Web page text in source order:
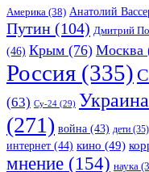
Америка (38) Анатолий
Путин (104) Дмитрий
(46) Крым (76) Москва
Россия (335)
(63) Су-24 (29) Украина
(271) война (43) дети (35)
интернет (44) кино (49)
мнение (154) наука